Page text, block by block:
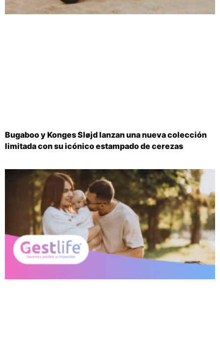
Bugaboo y Konges Sløjd lanzan una nueva colección
limitada con su icónico estampado de cerezas